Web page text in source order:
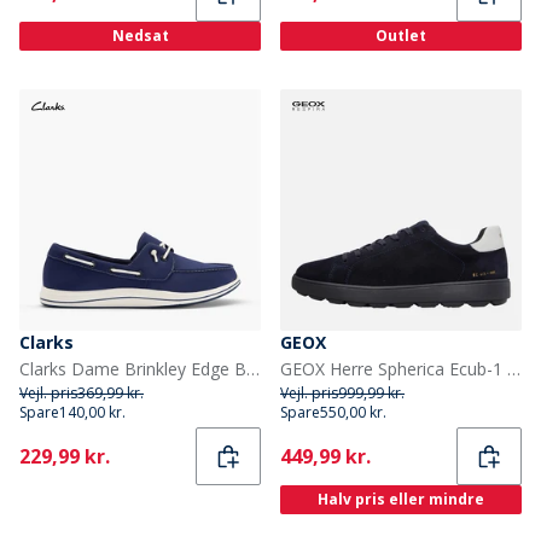
Nedsat Outlet
Clarks
Clarks Dame Brinkley Edge Bådsko Navy Canvas
Vejl. pris369,99 kr.
Spare140,00 kr.
Current
229,99 kr.
GEOX
GEOX Herre Spherica Ecub-1 Sko Avio
Vejl. pris999,99 kr.
Spare550,00 kr.
Current
449,99 kr.
Halv pris eller mindre